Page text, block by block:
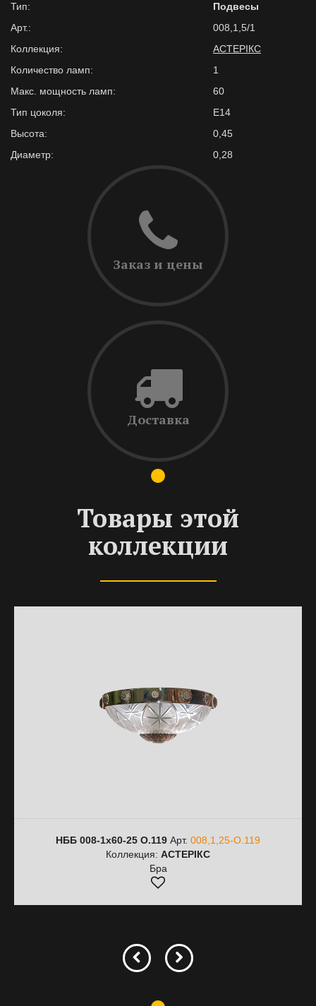
Тип:
Подвесы
Арт.:
008,1,5/1
Коллекция:
АСТЕРІКС
Количество ламп:
1
Макс. мощность ламп:
60
Тип цоколя:
E14
Высота:
0,45
Диаметр:
0,28
Заказ и цены
Доставка
Товары этой
коллекции
НББ 008-1х60-25 О.119 Арт. 008,1,25-О.119
Коллекция: АСТЕРІКС
Бра